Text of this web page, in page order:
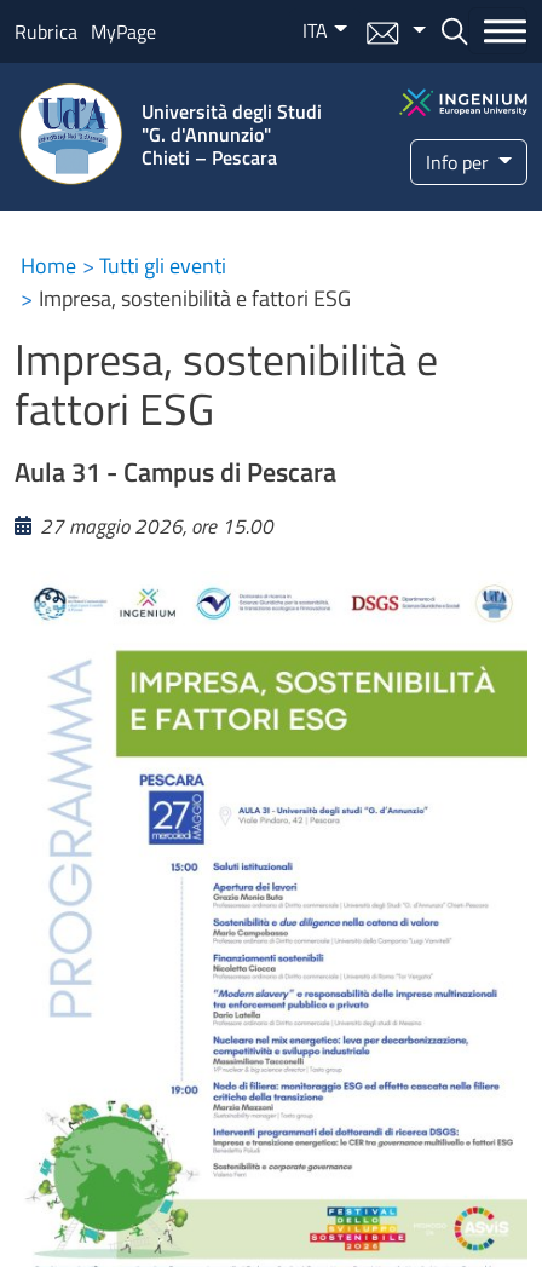
Salta al contenuto principale
Rubrica MyPage ITA Menu mail Bottone
Università degli Studi
"G. d'Annunzio"
Chieti – Pescara Info per
Home
Tutti gli eventi
Impresa, sostenibilità e fattori ESG
Impresa, sostenibilità e
fattori ESG
Aula 31 - Campus di Pescara
27 maggio 2026, ore 15.00